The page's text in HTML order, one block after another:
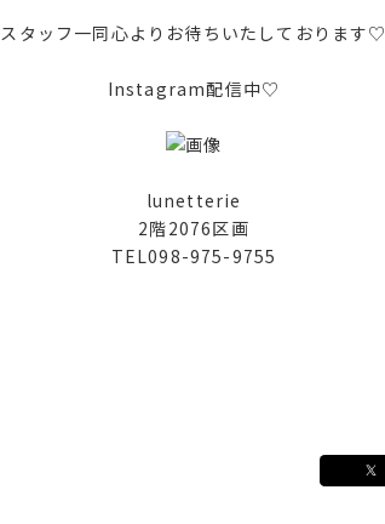
スタッフ一同心よりお待ちいたしております♡
Instagram配信中♡
lunetterie
2階2076区画
TEL098-975-9755